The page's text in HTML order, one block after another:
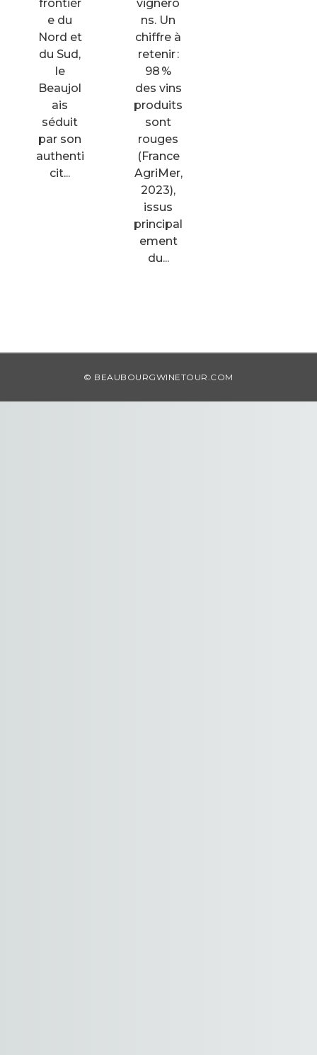
frontièr
e du
Nord et
du Sud,
le
Beaujol
ais
séduit
par son
authenti
cit...
vignero
ns. Un
chiffre à
retenir :
98 %
des vins
produits
sont
rouges
(France
AgriMer,
2023),
issus
principal
ement
du...
© BEAUBOURGWINETOUR.COM